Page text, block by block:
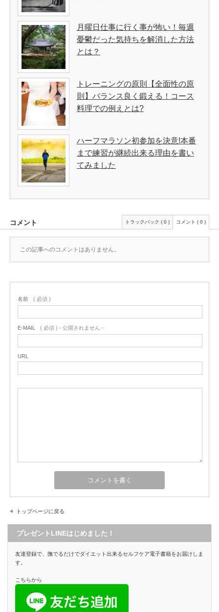
月曜日仕事に行く事が怖い！毎週
憂鬱だった気持ちを解消した方法
とは？
トレーニングの原則【全面性の原
則】バランス良く鍛える！コース
料理での例えとは?
ハーフマラソン初参加を決意!本番
まで練習が継続出来る理由を書い
てみました
コメント トラックバック ( 0 ) コメント ( 0 )
この記事へのコメントはありません。
名前 ( 必須 )
E-MAIL ( 必須 ) - 公開されません -
URL
トップページに戻る
プレゼントLINEはじめました！
友達登録で、撫でるだけでダイエット出来るセルフケア電子書籍をお届けしま
す。
こちらから